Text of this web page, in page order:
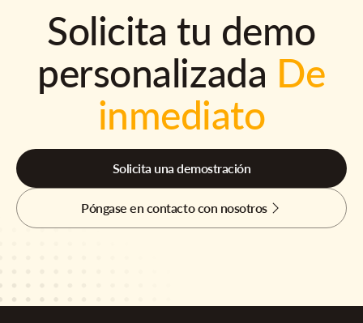
Solicita tu demo
personalizada De
inmediato
Solicita una demostración
Póngase en contacto con nosotros